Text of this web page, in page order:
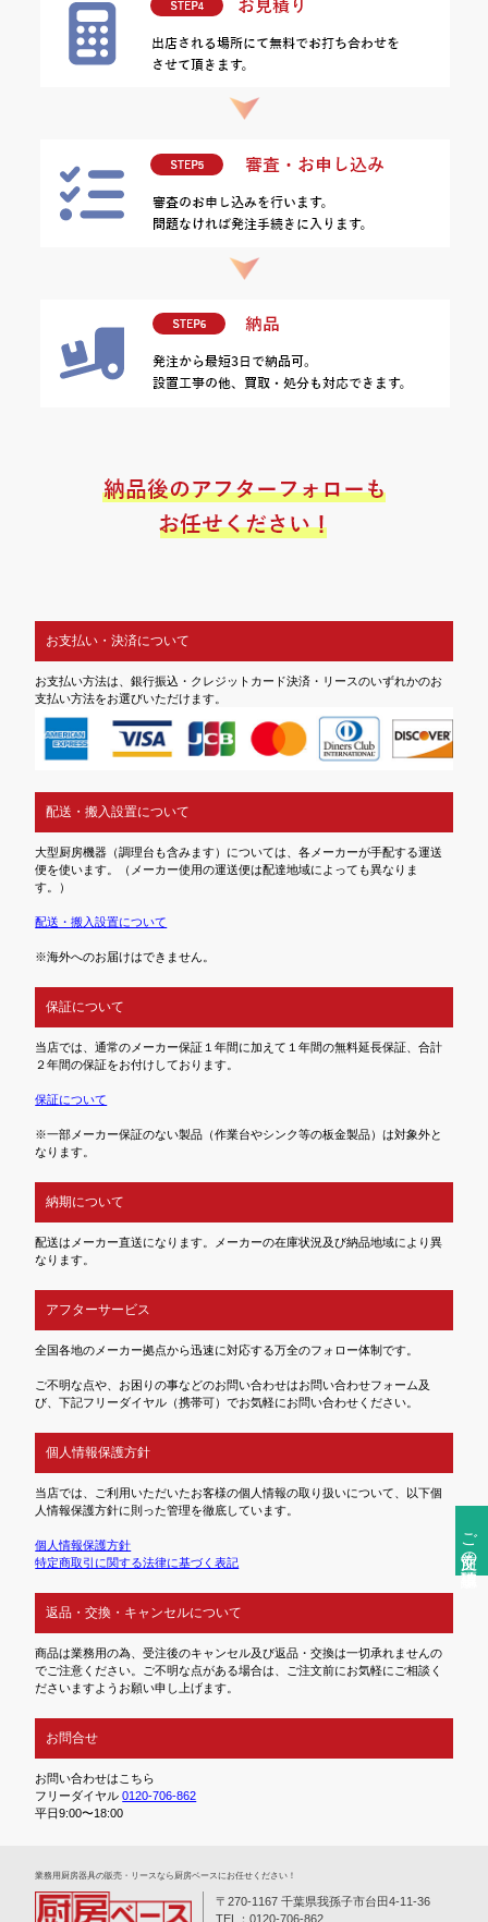
ご注文前の確認事項
お支払い・決済について
お支払い方法は、銀行振込・クレジットカード決済・リースのいずれかのお
支払い方法をお選びいただけます。
配送・搬入設置について
大型厨房機器（調理台も含みます）については、各メーカーが手配する運送
便を使います。（メーカー使用の運送便は配達地域によっても異なりま
す。）
配送・搬入設置について
※海外へのお届けはできません。
保証について
当店では、通常のメーカー保証１年間に加えて１年間の無料延長保証、合計
２年間の保証をお付けしております。
保証について
※一部メーカー保証のない製品（作業台やシンク等の板金製品）は対象外と
なります。
納期について
配送はメーカー直送になります。メーカーの在庫状況及び納品地域により異
なります。
アフターサービス
全国各地のメーカー拠点から迅速に対応する万全のフォロー体制です。
ご不明な点や、お困りの事などのお問い合わせはお問い合わせフォーム及
び、下記フリーダイヤル（携帯可）でお気軽にお問い合わせください。
個人情報保護方針
当店では、ご利用いただいたお客様の個人情報の取り扱いについて、以下個
人情報保護方針に則った管理を徹底しています。
個人情報保護方針
特定商取引に関する法律に基づく表記
返品・交換・キャンセルについて
商品は業務用の為、受注後のキャンセル及び返品・交換は一切承れませんの
でご注意ください。ご不明な点がある場合は、ご注文前にお気軽にご相談く
ださいますようお願い申し上げます。
お問合せ
お問い合わせはこちら
フリーダイヤル0120-706-862
平日9:00〜18:00
業務⽤厨房器具の販売・リースなら厨房ベースにお任せください！
〒270-1167 千葉県我孫子市台田4-11-36
TEL：0120-706-862